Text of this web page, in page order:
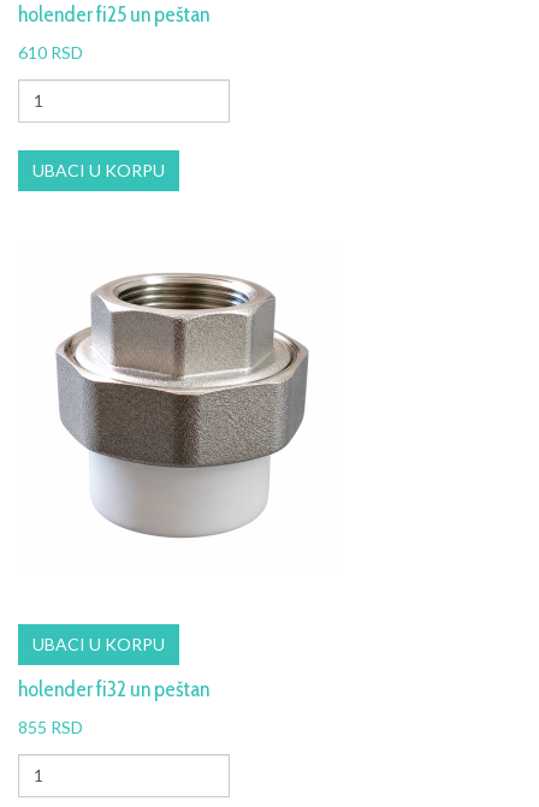
holender fi25 un peštan
610 RSD
holender fi32 un peštan
855 RSD